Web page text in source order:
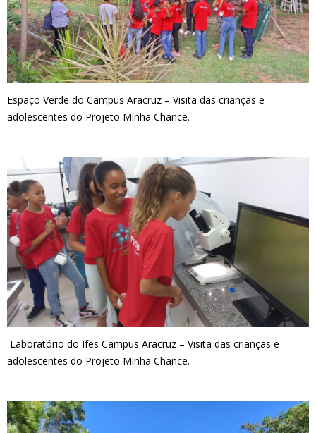
Espaço Verde do Campus Aracruz – Visita das crianças e
adolescentes do Projeto Minha Chance.
Laboratório do Ifes Campus Aracruz – Visita das crianças e
adolescentes do Projeto Minha Chance.